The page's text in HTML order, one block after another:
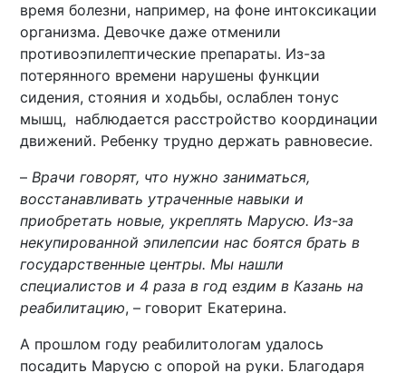
время болезни, например, на фоне интоксикации
организма. Девочке даже отменили
противоэпилептические препараты. Из-за
потерянного времени нарушены функции
сидения, стояния и ходьбы, ослаблен тонус
мышц, наблюдается расстройство координации
движений. Ребенку трудно держать равновесие.
–Врачи говорят, что нужно заниматься,
восстанавливать утраченные навыки и
приобретать новые, укреплять Марусю. Из-за
некупированной эпилепсии нас боятся брать в
государственные центры. Мы нашли
специалистов и 4 раза в год ездим в Казань на
реабилитацию, – говорит Екатерина.
А прошлом году реабилитологам удалось
посадить Марусю с опорой на руки. Благодаря